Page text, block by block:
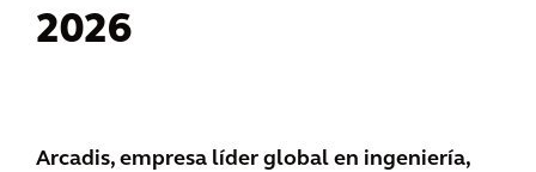
2026
Arcadis, empresa líder global en ingeniería,